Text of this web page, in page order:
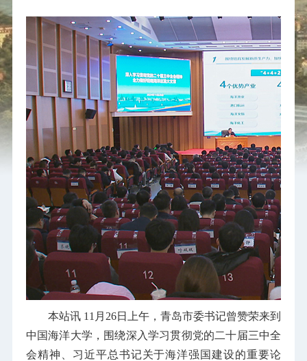
本站讯 11月26日上午，青岛市委书记曾赞荣来到
中国海洋大学，围绕深入学习贯彻党的二十届三中全
会精神、习近平总书记关于海洋强国建设的重要论